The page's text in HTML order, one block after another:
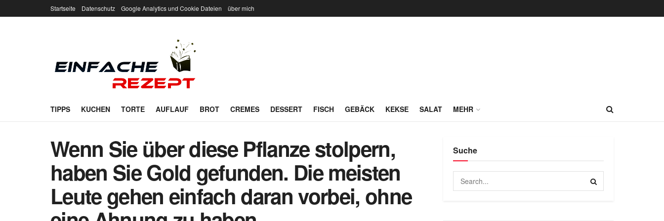
Startseite Datenschutz Google Analytics und Cookie Dateien über mich
TIPPS KUCHEN TORTE AUFLAUF BROT CREMES DESSERT FISCH GEBÄCK KEKSE SALAT MEHR
Wenn Sie über diese Pflanze stolpern,
haben Sie Gold gefunden. Die meisten
Leute gehen einfach daran vorbei, ohne
Suche